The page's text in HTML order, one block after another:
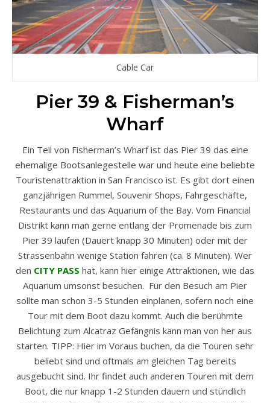
Cable Car
Pier 39 & Fisherman’s
Wharf
Ein Teil von Fisherman’s Wharf ist das Pier 39 das eine
ehemalige Bootsanlegestelle war und heute eine beliebte
Touristenattraktion in San Francisco ist. Es gibt dort einen
ganzjährigen Rummel, Souvenir Shops, Fahrgeschäfte,
Restaurants und das Aquarium of the Bay. Vom Financial
Distrikt kann man gerne entlang der Promenade bis zum
Pier 39 laufen (Dauert knapp 30 Minuten) oder mit der
Strassenbahn wenige Station fahren (ca. 8 Minuten). Wer
den CITY PASS hat, kann hier einige Attraktionen, wie das
Aquarium umsonst besuchen. Für den Besuch am Pier
sollte man schon 3-5 Stunden einplanen, sofern noch eine
Tour mit dem Boot dazu kommt. Auch die berühmte
Belichtung zum Alcatraz Gefängnis kann man von her aus
starten. TIPP: Hier im Voraus buchen, da die Touren sehr
beliebt sind und oftmals am gleichen Tag bereits
ausgebucht sind. Ihr findet auch anderen Touren mit dem
Boot, die nur knapp 1-2 Stunden dauern und stündlich